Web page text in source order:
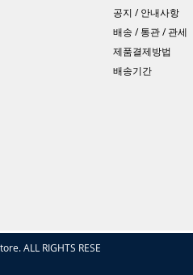
공지 / 안내사항
배송 / 통관 / 관세
제품결제방법
배송기간
ALL RIGHTS RESERVED